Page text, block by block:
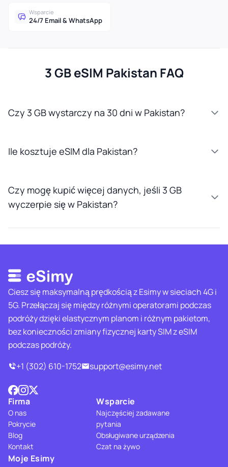
Wsparcie
24/7 Email & WhatsApp
3 GB eSIM Pakistan FAQ
Czy 3 GB wystarczy na 30 dni w Pakistan?
Ile kosztuje eSIM dla Pakistan?
Czy mogę kupić więcej danych, jeśli 3 GB
wyczerpie się w Pakistan?
Ciesz się maksymalną prędkością z Esimy w sieciach 4G i
5G. Przełączaj się między różnymi operatorami podczas
podróży dzięki elastycznym planom i różnym pakietom,
bez konieczności zmiany fizycznej karty SIM z eSIM
podczas podróży.
+1 (302) 610-1752
support@esimy.net
Firma
O nas
Pokrycie
Blog
Kontakt
Wsparcie
Najczęściej zadawane
pytania
Obsługiwane urządzenia
Czat na żywo
Moje Esimy